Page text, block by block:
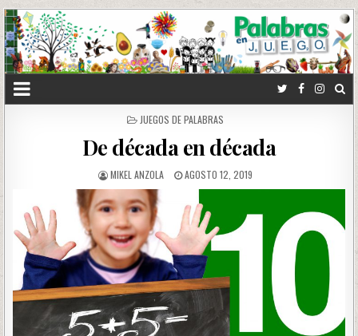
POSTED
JUEGOS DE PALABRAS
De década en década
MIKEL ANZOLA AGOSTO 12, 2019